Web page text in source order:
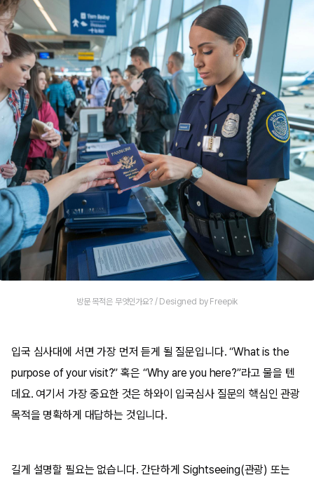
방문 목적은 무엇인가요? / Designed by Freepik
입국 심사대에 서면 가장 먼저 듣게 될 질문입니다. “What is the
purpose of your visit?” 혹은 “Why are you here?”라고 물을 텐
데요. 여기서 가장 중요한 것은 하와이 입국심사 질문의 핵심인 관광
목적을 명확하게 대답하는 것입니다.
길게 설명할 필요는 없습니다. 간단하게 Sightseeing(관광) 또는